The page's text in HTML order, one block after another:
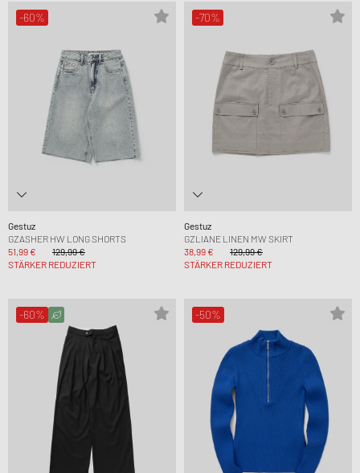
-60%
Gestuz
GZASHER HW LONG SHORTS
51,99 €
129,99 €
STÄRKER REDUZIERT
-70%
Gestuz
GZLIANE LINEN MW SKIRT
38,99 €
129,99 €
STÄRKER REDUZIERT
-60% -50%